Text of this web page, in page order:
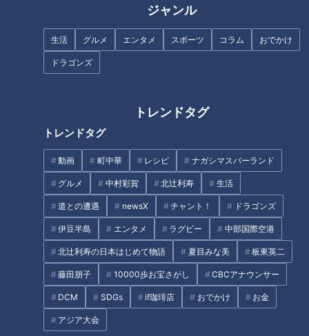
ジャンル
生活 グルメ エンタメ スポーツ コラム おでかけ
ドラゴンズ
トレンドタグ
トレンドタグ
動画 町中華 レシピ ナガシマスパーランド
グルメ 中村彩賀 北辻利寿 生活
道との遭遇 newsX チャント！ ドラゴンズ
伊豆半島 エンタメ ラグビー 中部国際空港
北辻利寿の日本はじめて物語 夏目みな美 板東英二
藤田朋子 10000歩お宝さがし CBCアナウンサー
DCM SDGs if珈琲店 おでかけ お金
アジア大会
CBCテレビ：画像『写真AC』より「昭和風景・氷屋」
日本では、氷を使った冷蔵庫で物を冷やしていた。上の段に
氷、下の段に冷やしたい物を入れて、氷から降りてくる冷気に
よって、冷やしていた。氷は毎日、氷屋さんによって配達され
た。そんな日本に、米国製の「電気冷蔵庫」が入ってきたの
は、誕生から５年後の１９２３年（大正１２年）のことだっ
た。昭和の時代へと、日本でも各家電メーカーによって「電気
冷蔵庫」の開発が始まった。
日本での国産「電気冷蔵庫」を最初に作ったのは、芝浦製作所
（現在の東芝）だった。米国から輸入された１０年後、１９３